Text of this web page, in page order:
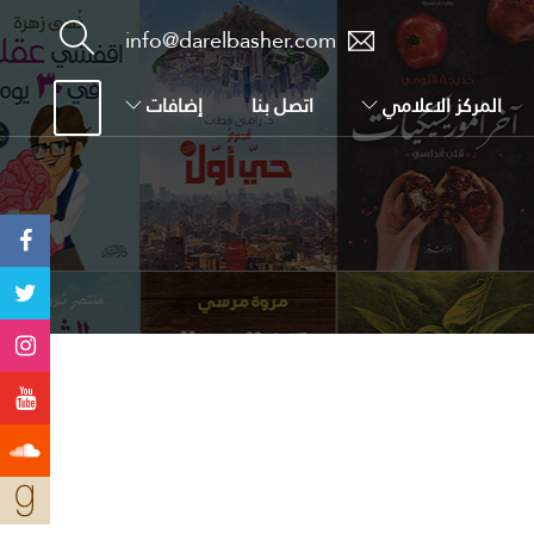
info@darelbasher.com
المركز الاعلامي اتصل بنا إضافات